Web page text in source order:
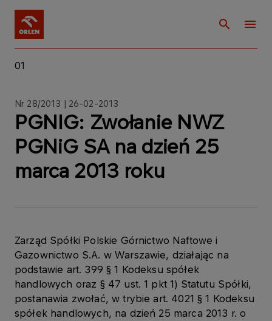
01
Nr 28/2013 | 26-02-2013
PGNIG: Zwołanie NWZ
PGNiG SA na dzień 25
marca 2013 roku
Zarząd Spółki Polskie Górnictwo Naftowe i
Gazownictwo S.A. w Warszawie, działając na
podstawie art. 399 § 1 Kodeksu spółek
handlowych oraz § 47 ust. 1 pkt 1) Statutu Spółki,
postanawia zwołać, w trybie art. 4021 § 1 Kodeksu
spółek handlowych, na dzień 25 marca 2013 r. o